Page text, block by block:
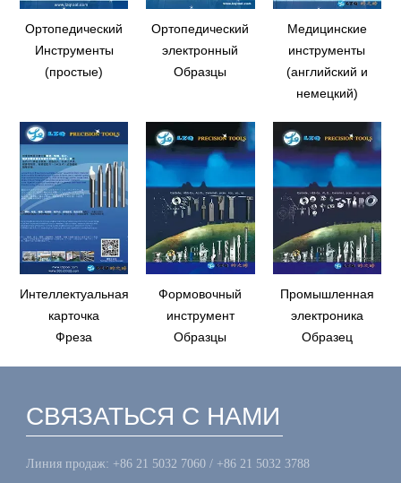
Ортопедический
Инструменты
(простые)
Ортопедический
электронный
Образцы
Медицинские
инструменты
(английский и
немецкий)
Интеллектуальная
карточка
Фреза
Формовочный
инструмент
Образцы
Промышленная
электроника
Образец
СВЯЗАТЬСЯ С НАМИ
Линия продаж: +86 21 5032 7060 / +86 21 5032 3788